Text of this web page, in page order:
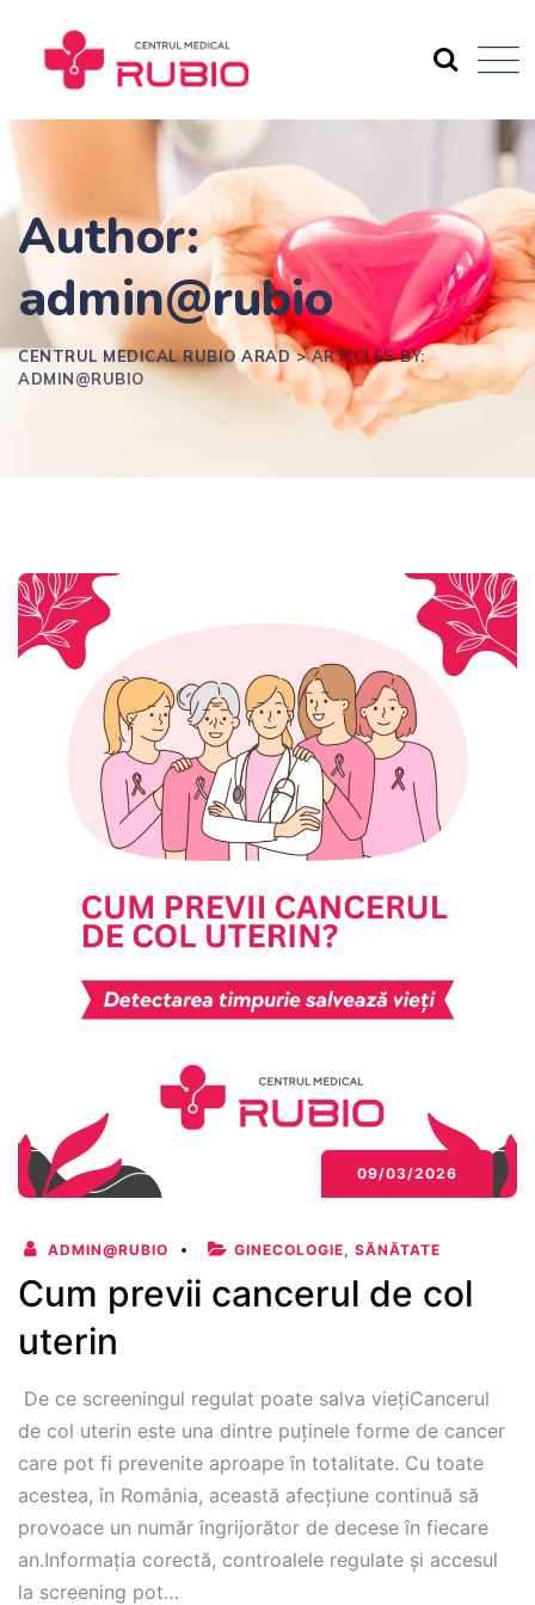
content
Author:
admin@rubio
CENTRUL MEDICAL RUBIO ARAD>ARTICLES BY:
ADMIN@RUBIO
09/03/2026
ADMIN@RUBIO GINECOLOGIE, SĂNĂTATE
Cum previi cancerul de col
uterin
De ce screeningul regulat poate salva viețiCancerul
de col uterin este una dintre puținele forme de cancer
care pot fi prevenite aproape în totalitate. Cu toate
acestea, în România, această afecțiune continuă să
provoace un număr îngrijorător de decese în fiecare
an.Informația corectă, controalele regulate și accesul
la screening pot…